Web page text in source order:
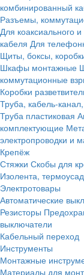
комбинированный
Разъемы,
Для коаксиального
кабеля Для
Щиты, боксы,
Шкафы монтажные
коммутационные
Коробки
Труба, кабель-
Труба пластиковая
комплектующие
электропроводки и
Крепёж
Стяжки Скобы для
Изолента,
Электротовары
Автоматические
Резисторы
выключатели
Кабельный переход
Инструменты
Монтажные
Материалы для